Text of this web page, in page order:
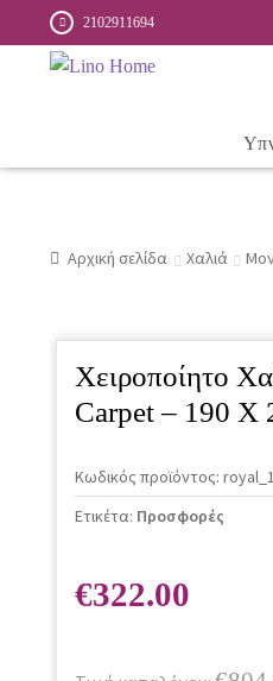
2102911694
Αρχική σελίδα Χαλιά
Χειροποίητο
Carpet – 190 X
Κωδικός προϊόντος:
Ετικέτα: Προσφορές
€322.00